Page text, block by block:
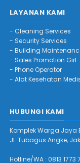
LAYANAN KAMI
- Cleaning Services
- Security Services
- Building
- Sales Promotion Girl
- Phone Operator
- Alat Kesehatan
HUBUNGI KAMI
Komplek Warga Jaya
Jl. Tubagus Angke,
Hotline/WA : 0813 1773